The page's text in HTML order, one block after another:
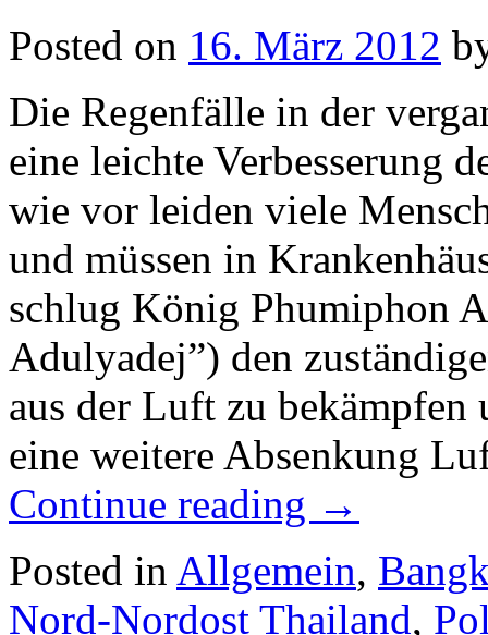
Posted on 16. März 2012
Die Regenfälle in der
eine leichte Verbesserung
wie vor leiden viele
und müssen in
schlug König Phumiphon
Adulyadej”) den
aus der Luft zu
eine weitere Absenkung
Continue reading →
Posted in Allgemein,
Nord-Nordost Thailand,